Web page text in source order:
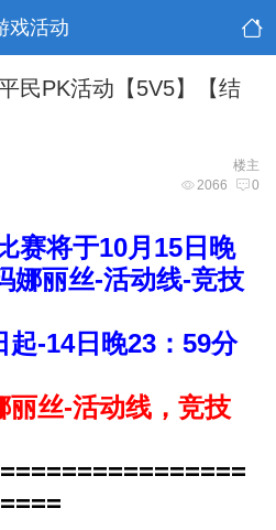
戏活动
民PK活动【5V5】【结
楼主
2066 0
赛将于10月15日晚
娜丽丝-活动线-竞技
-14日晚23：59分
丽丝-活动线，竞技